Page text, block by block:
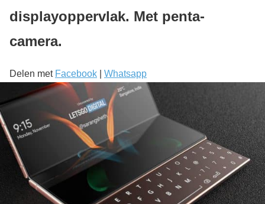
displayoppervlak. Met penta-
camera.
Delen met Facebook Whatsapp